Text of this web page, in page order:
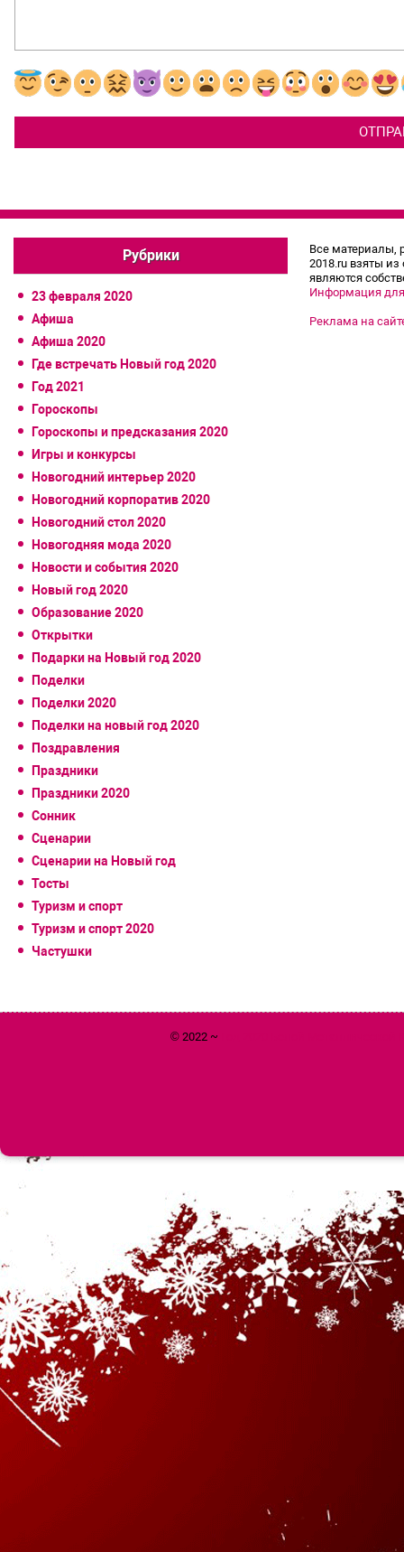
Рубрики
23 февраля 2020
Афиша
Афиша 2020
Где встречать Новый год 2020
Год 2021
Гороскопы
Гороскопы и предсказания 2020
Игры и конкурсы
Новогодний интерьер 2020
Новогодний корпоратив 2020
Новогодний стол 2020
Новогодняя мода 2020
Новости и события 2020
Новый год 2020
Образование 2020
Открытки
Подарки на Новый год 2020
Поделки
Поделки 2020
Поделки на новый год 2020
Поздравления
Праздники
Праздники 2020
Сонник
Сценарии
Сценарии на Новый год
Тосты
Туризм и спорт
Туризм и спорт 2020
Частушки
Все материалы,
2018.ru взяты
являются
Информация
Реклама на
© 2022 ~